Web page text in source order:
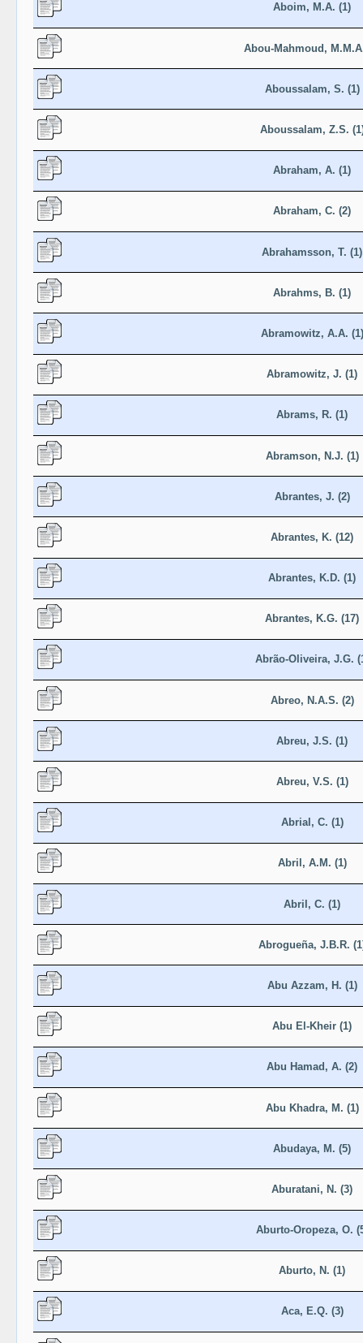
Aboim, M.A. (1)
Abou-Mahmoud,
Aboussalam, S. (1)
Aboussalam, Z.S.
Abraham, A. (1)
Abraham, C. (2)
Abrahamsson, T. (1)
Abrahms, B. (1)
Abramowitz, A.A. (1)
Abramowitz, J. (1)
Abrams, R. (1)
Abramson, N.J. (1)
Abrantes, J. (2)
Abrantes, K. (12)
Abrantes, K.D. (1)
Abrantes, K.G. (17)
Abrão-Oliveira, J.G.
Abreo, N.A.S. (2)
Abreu, J.S. (1)
Abreu, V.S. (1)
Abrial, C. (1)
Abril, A.M. (1)
Abril, C. (1)
Abrogueña, J.B.R.
Abu Azzam, H. (1)
Abu El-Kheir (1)
Abu Hamad, A. (2)
Abu Khadra, M. (1)
Abudaya, M. (5)
Aburatani, N. (3)
Aburto-Oropeza, O.
Aburto, N. (1)
Aca, E.Q. (3)